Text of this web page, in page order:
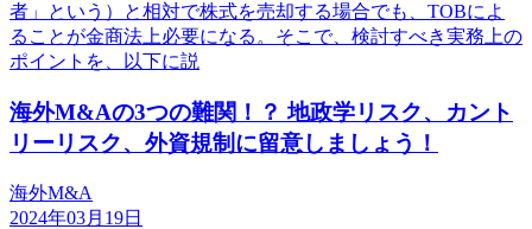
者」という）と相対で株式を売却する場合でも、TOBによ
ることが金商法上必要になる。そこで、検討すべき実務上の
ポイントを、以下に説
海外M&Aの3つの難関！？ 地政学リスク、カント
リーリスク、外資規制に留意しましょう！
海外M&A
2024年03月19日